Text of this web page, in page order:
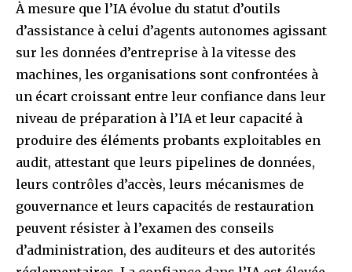
À mesure que l’IA évolue du statut d’outils
d’assistance à celui d’agents autonomes agissant
sur les données d’entreprise à la vitesse des
machines, les organisations sont confrontées à
un écart croissant entre leur confiance dans leur
niveau de préparation à l’IA et leur capacité à
produire des éléments probants exploitables en
audit, attestant que leurs pipelines de données,
leurs contrôles d’accès, leurs mécanismes de
gouvernance et leurs capacités de restauration
peuvent résister à l’examen des conseils
d’administration, des auditeurs et des autorités